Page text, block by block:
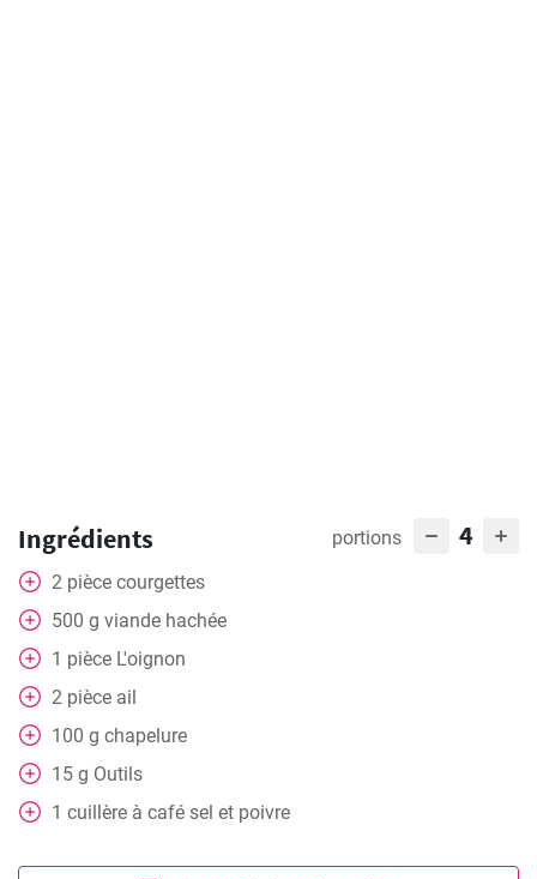
Ingrédients portions 4
2 pièce courgettes
500 g viande hachée
1 pièce L'oignon
2 pièce ail
100 g chapelure
15 g Outils
1 cuillère à café sel et poivre